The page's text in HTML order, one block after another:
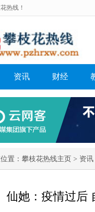
热线！
资讯 财经
置： 攀枝花热线主页 > 资讯
仙她：疫情过后